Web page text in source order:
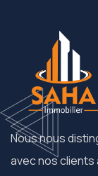
Nous nous
avec nos clients